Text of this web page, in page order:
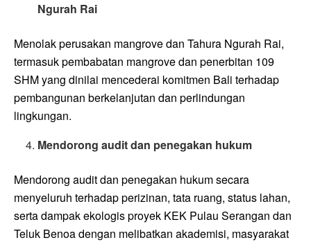
Ngurah Rai
Menolak perusakan mangrove dan Tahura Ngurah Rai,
termasuk pembabatan mangrove dan penerbitan 109
SHM yang dinilai mencederai komitmen Bali terhadap
pembangunan berkelanjutan dan perlindungan
lingkungan.
Mendorong audit dan penegakan hukum
Mendorong audit dan penegakan hukum secara
menyeluruh terhadap perizinan, tata ruang, status lahan,
serta dampak ekologis proyek KEK Pulau Serangan dan
Teluk Benoa dengan melibatkan akademisi, masyarakat